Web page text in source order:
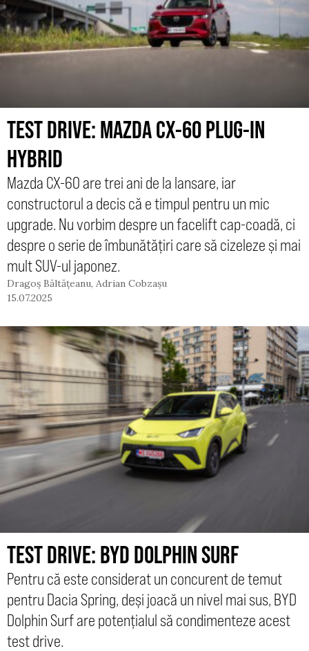
TEST DRIVE: MAZDA CX-60 PLUG-IN
HYBRID
Mazda CX-60 are trei ani de la lansare, iar
constructorul a decis că e timpul pentru un mic
upgrade. Nu vorbim despre un facelift cap-coadă, ci
despre o serie de îmbunătățiri care să cizeleze și mai
mult SUV-ul japonez.
Dragoș Băltățeanu, Adrian Cobzașu
15.07.2025
TEST DRIVE: BYD DOLPHIN SURF
Pentru că este considerat un concurent de temut
pentru Dacia Spring, deși joacă un nivel mai sus, BYD
Dolphin Surf are potențialul să condimenteze acest
test drive.